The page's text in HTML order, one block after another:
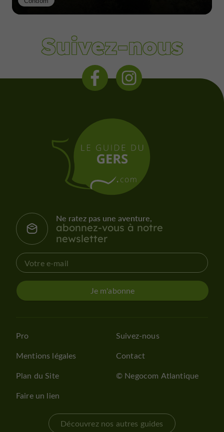
Suivez-nous
Ne ratez pas une aventure,
abonnez-vous à notre
newsletter
Je m'abonne
Pro
Mentions légales
Plan du Site
Faire un lien
Suivez-nous
Contact
© Negocom Atlantique
Découvrez nos autres guides